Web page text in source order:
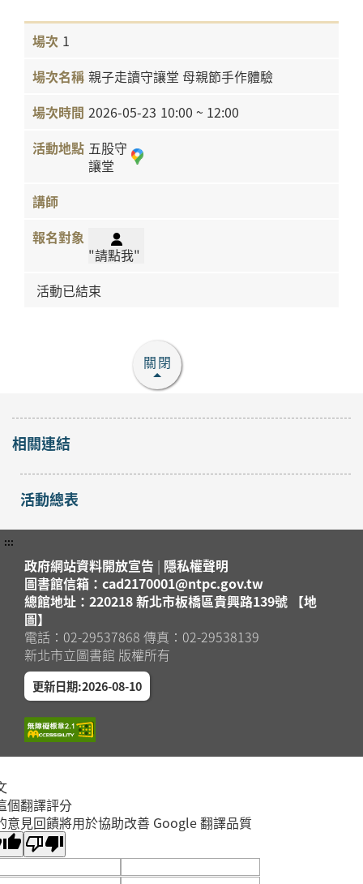
1
親子走讀守讓堂 母親節手作體驗
2026-05-23 10:00 ~ 12:00
五股守
讓堂
"請點我"
活動已結束
關閉
相關連結
活動總表
:::
政府網站資料開放宣告 | 隱私權聲明
圖書館信箱：cad2170001@ntpc.gov.tw
總館地址：220218 新北市板橋區貴興路139號 【地
圖】
電話：02-29537868 傳真：02-29538139
新北市立圖書館 版權所有
更新日期:2026-08-10
個翻譯評分
意見回饋將用於協助改善 Google 翻譯品質